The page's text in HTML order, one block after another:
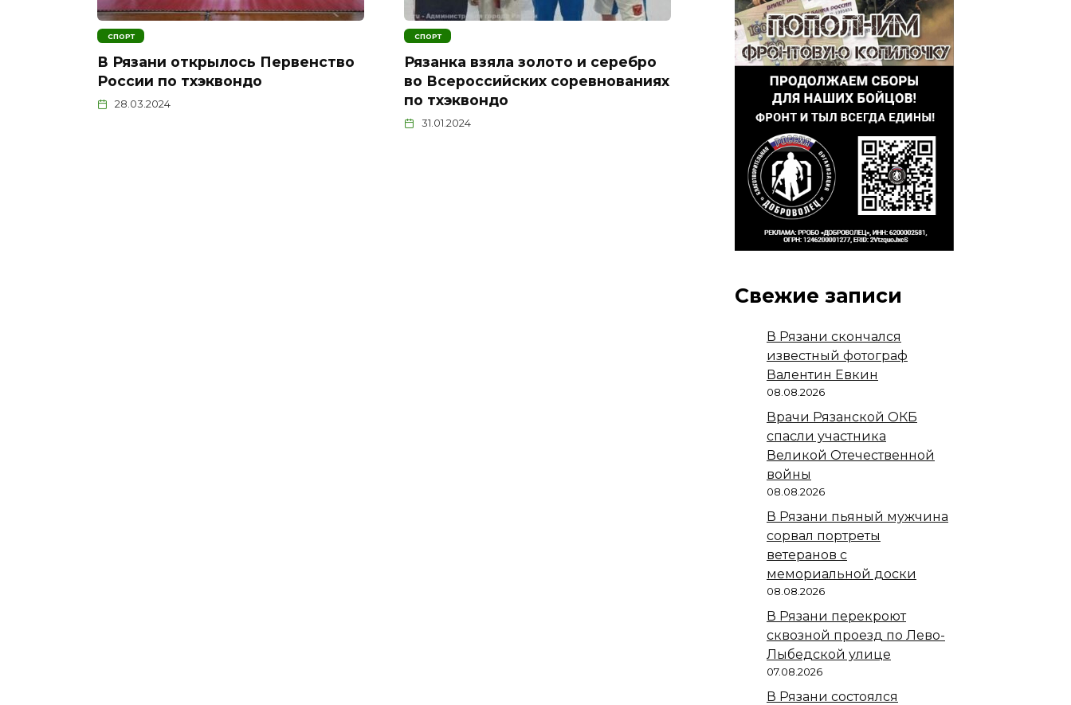
СПОРТ
В Рязани открылось Первенство
России по тхэквондо
28.03.2024
СПОРТ
Рязанка взяла золото и серебро
во Всероссийских соревнованиях
по тхэквондо
31.01.2024
Свежие записи
В Рязани скончался
известный фотограф
Валентин Евкин
08.08.2026
Врачи Рязанской ОКБ
спасли участника
Великой Отечественной
войны
08.08.2026
В Рязани пьяный мужчина
сорвал портреты
ветеранов с
мемориальной доски
08.08.2026
В Рязани перекроют
сквозной проезд по Лево-
Лыбедской улице
07.08.2026
В Рязани состоялся